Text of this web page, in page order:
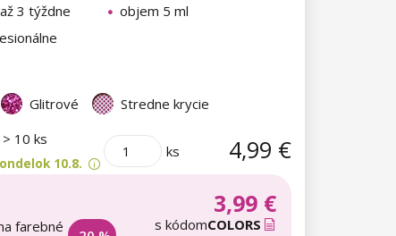
3 týždne
objem 5 ml
Glitrové
Stredne krycie
> 10 ks
10.8.
ks 4,99 €
farebné
3,99 €
s kódomCOLORS